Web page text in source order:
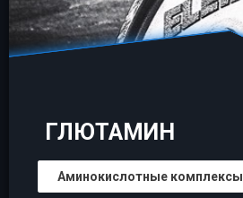
ГЛЮТАМИН
Аминокислотные комплексы